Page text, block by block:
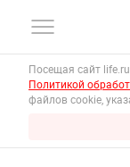
Посещая сайт
Политикой
файлов cookie,